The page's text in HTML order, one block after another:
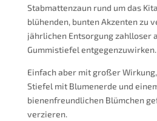
Stabmattenzaun rund um das
blühenden, bunten Akzenten zu
jährlichen Entsorgung zahlloser
Gummistiefel entgegenzuwirken.
Einfach aber mit großer
Stiefel mit Blumenerde und
bienenfreundlichen Blümchen
verzieren.